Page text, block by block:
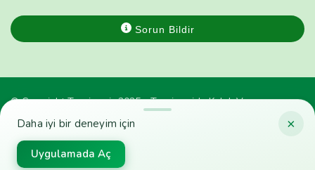
×
Daha iyi bir deneyim için
Uygulamada Aç
Sorun Bildir
© Copyright Tavsiyemiz 2025 - Tavsiyemiz'e Kulak Ver